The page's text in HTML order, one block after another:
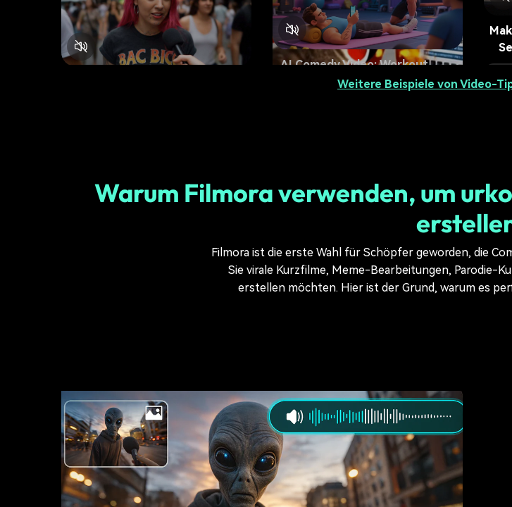
Surreal AI Interview
AI Street Comedy 6.1k
Make a Funny Video:
Awkward Zoom Funeral
8s
AI Office Comedy 14.7k
AI Comedy Video: Workout
with a Lazy Trainer
Weitere Beispiele von Video-
Warum Filmora verwenden, um
Filmora ist die erste Wahl für Schöpfer geworden, die
Sie virale Kurzfilme, Meme-Bearbeitungen, Parodie-
erstellen möchten. Hier ist der Grund, warum es